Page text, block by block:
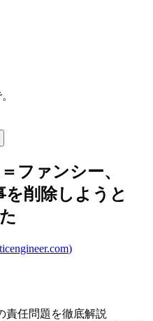
ファンシー、
削除しようと
)
責任問題を徹底解説